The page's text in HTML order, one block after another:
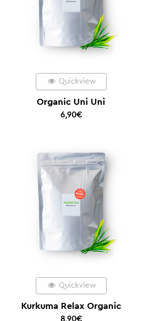
Quickview
Organic Uni Uni
6,90€
Quickview
Kurkuma Relax Organic
8,90€